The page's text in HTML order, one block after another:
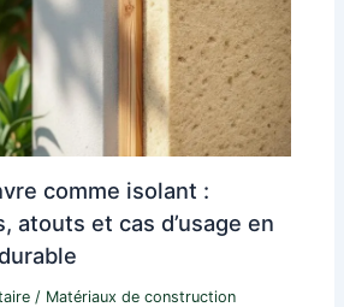
comme isolant :
atouts et cas d’usage en
/ Matériaux de construction